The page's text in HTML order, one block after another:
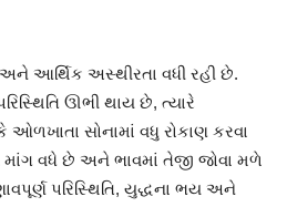
અને આર્થિક અસ્થીરતા વધી રહી છે.
ઊભી થાય છે, ત્યારે
ઓળખાતા સોનામાં વધુ રોકાણ કરવા
માંગ વધે છે અને ભાવમાં તેજી જોવા મળે
પરિસ્થિતિ, યુદ્ધના ભય અને